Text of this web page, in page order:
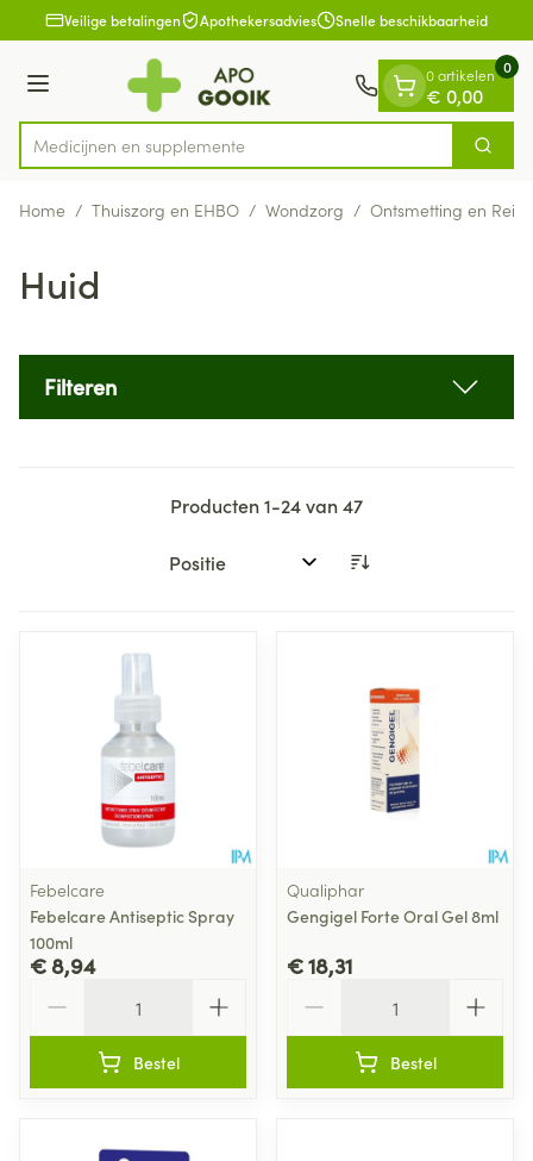
Ga naar de inhoud
1 van 1Veilige betalingen Apothekersadvies Snelle beschikbaarheid
Menu
Product, merk, categorie...
Medicij Zoek
0 artikelen
€ 0,00
0
Home / Thuiszorg en EHBO / Wondzorg / Ontsmetting en
Huid
Filteren
Producten1-24van47
Sorteer op:
Febelcare
Febelcare Antiseptic Spray
100ml
€ 8,94
Bestel
Qualiphar
Gengigel Forte Oral Gel 8ml
€ 18,31
Bestel